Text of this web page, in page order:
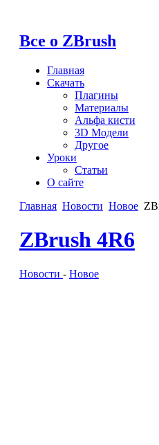
Все о ZBrush
Главная
Скачать
Плагины
Материалы
Альфа кисти
3D Модели
Другое
Уроки
Статьи
О сайте
Главная Новости Новое
ZBrush 4R6
Новости - Новое